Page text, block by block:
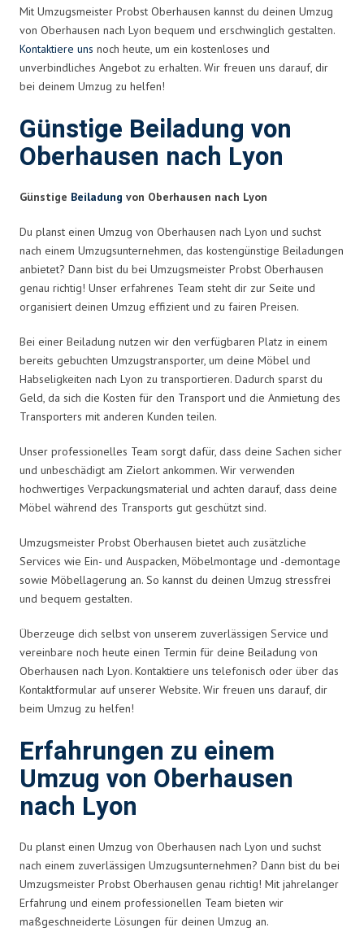
Mit Umzugsmeister Probst Oberhausen kannst du deinen Umzug
von Oberhausen nach Lyon bequem und erschwinglich gestalten.
Kontaktiere uns noch heute, um ein kostenloses und
unverbindliches Angebot zu erhalten. Wir freuen uns darauf, dir
bei deinem Umzug zu helfen!
Günstige Beiladung von
Oberhausen nach Lyon
Günstige Beiladung von Oberhausen nach Lyon
Du planst einen Umzug von Oberhausen nach Lyon und suchst
nach einem Umzugsunternehmen, das kostengünstige Beiladungen
anbietet? Dann bist du bei Umzugsmeister Probst Oberhausen
genau richtig! Unser erfahrenes Team steht dir zur Seite und
organisiert deinen Umzug effizient und zu fairen Preisen.
Bei einer Beiladung nutzen wir den verfügbaren Platz in einem
bereits gebuchten Umzugstransporter, um deine Möbel und
Habseligkeiten nach Lyon zu transportieren. Dadurch sparst du
Geld, da sich die Kosten für den Transport und die Anmietung des
Transporters mit anderen Kunden teilen.
Unser professionelles Team sorgt dafür, dass deine Sachen sicher
und unbeschädigt am Zielort ankommen. Wir verwenden
hochwertiges Verpackungsmaterial und achten darauf, dass deine
Möbel während des Transports gut geschützt sind.
Umzugsmeister Probst Oberhausen bietet auch zusätzliche
Services wie Ein- und Auspacken, Möbelmontage und -demontage
sowie Möbellagerung an. So kannst du deinen Umzug stressfrei
und bequem gestalten.
Überzeuge dich selbst von unserem zuverlässigen Service und
vereinbare noch heute einen Termin für deine Beiladung von
Oberhausen nach Lyon. Kontaktiere uns telefonisch oder über das
Kontaktformular auf unserer Website. Wir freuen uns darauf, dir
beim Umzug zu helfen!
Erfahrungen zu einem
Umzug von Oberhausen
nach Lyon
Du planst einen Umzug von Oberhausen nach Lyon und suchst
nach einem zuverlässigen Umzugsunternehmen? Dann bist du bei
Umzugsmeister Probst Oberhausen genau richtig! Mit jahrelanger
Erfahrung und einem professionellen Team bieten wir
maßgeschneiderte Lösungen für deinen Umzug an.